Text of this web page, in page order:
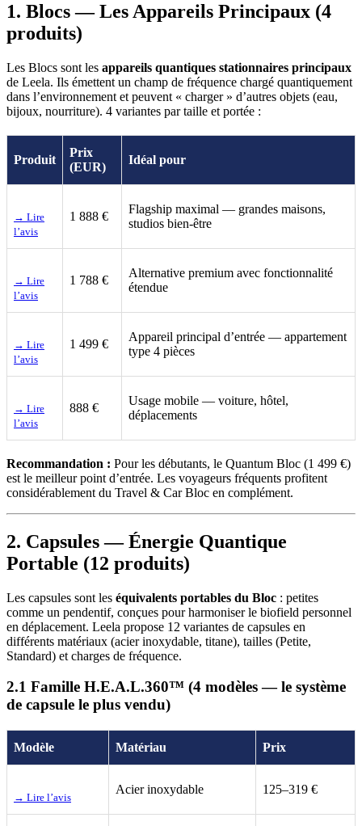
1. Blocs — Les Appareils Principaux (4
produits)
Les Blocs sont les appareils quantiques stationnaires principaux
de Leela. Ils émettent un champ de fréquence chargé quantiquement
dans l’environnement et peuvent « charger » d’autres objets (eau,
bijoux, nourriture). 4 variantes par taille et portée :
Produit
Prix
(EUR)
Idéal pour
→ Lire
l’avis
1 888 €
Flagship maximal — grandes maisons,
studios bien-être
→ Lire
l’avis
1 788 €
Alternative premium avec fonctionnalité
étendue
→ Lire
l’avis
1 499 €
Appareil principal d’entrée — appartement
type 4 pièces
→ Lire
l’avis
888 €
Usage mobile — voiture, hôtel,
déplacements
Recommandation : Pour les débutants, le Quantum Bloc (1 499 €)
est le meilleur point d’entrée. Les voyageurs fréquents profitent
considérablement du Travel & Car Bloc en complément.
2. Capsules — Énergie Quantique
Portable (12 produits)
Les capsules sont les équivalents portables du Bloc : petites
comme un pendentif, conçues pour harmoniser le biofield personnel
en déplacement. Leela propose 12 variantes de capsules en
différents matériaux (acier inoxydable, titane), tailles (Petite,
Standard) et charges de fréquence.
2.1 Famille H.E.A.L.360™ (4 modèles — le système
de capsule le plus vendu)
Modèle Matériau Prix
→ Lire l’avis
Acier inoxydable 125–319 €